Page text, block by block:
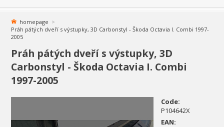
homepage
Práh pátých dveří s výstupky, 3D Carbonstyl - Škoda Octavia I. Combi 1997-
2005
Práh pátých dveří s výstupky, 3D
Carbonstyl - Škoda Octavia I. Combi
1997-2005
Code:
P104642X
EAN: